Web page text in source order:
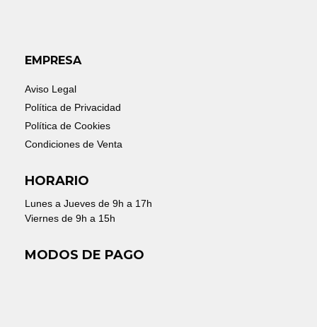
EMPRESA
Aviso Legal
Política de Privacidad
Política de Cookies
Condiciones de Venta
HORARIO
Lunes a Jueves de 9h a 17h
Viernes de 9h a 15h
MODOS DE PAGO